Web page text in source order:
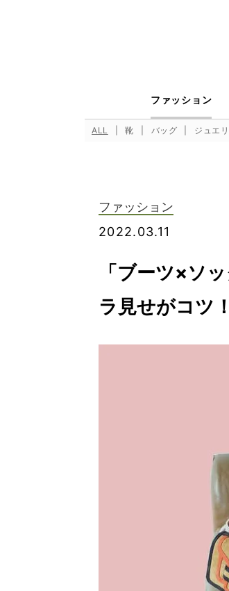
ファッション
ALL 靴 バッグ ジュエ
ファッション
2022.03.11
「ブーツ×ソ
ラ見せがコツ！